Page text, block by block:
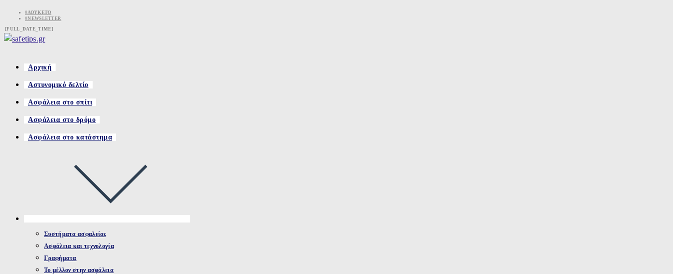
content
#ΛΟΥΚΈΤΟ
#NEWSLETTER
[FULL_DATE_TIME]
Αρχική
Αστυνομικό δελτίο
Ασφάλεια στο σπίτι
Ασφάλεια στο δρόμο
Ασφάλεια στο κατάστημα
Συστήματα ασφαλείας
Ασφάλεια και τεχνολογία
Γραφήματα
Το μέλλον στην ασφάλεια